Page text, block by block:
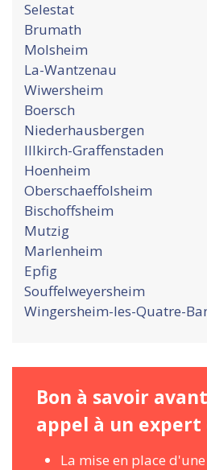
Selestat
Brumath
Molsheim
La-Wantzenau
Wiwersheim
Boersch
Niederhausbergen
Illkirch-Graffenstaden
Hoenheim
Oberschaeffolsheim
Bischoffsheim
Mutzig
Marlenheim
Epfig
Souffelweyersheim
Wingersheim-les-Quatre-
Bon à savoir
appel à un
La mise en place